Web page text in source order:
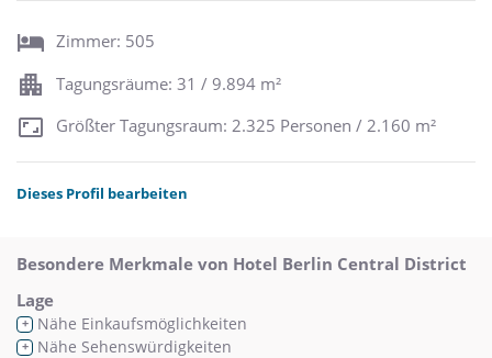
Zimmer: 505
Tagungsräume: 31 / 9.894 m²
Größter Tagungsraum: 2.325 Personen / 2.160 m²
Dieses Profil bearbeiten
Besondere Merkmale von Hotel Berlin Central District
Lage
+ Nähe Einkaufsmöglichkeiten
+ Nähe Sehenswürdigkeiten